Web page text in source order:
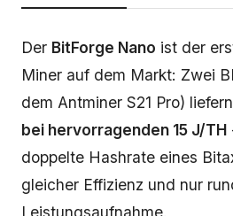
Beschreibung
Der BitForge Nano ist der
Miner auf dem Markt: Zwei
dem Antminer S21 Pro)
bei hervorragenden 15 J/TH
doppelte Hashrate eines
gleicher Effizienz und nur